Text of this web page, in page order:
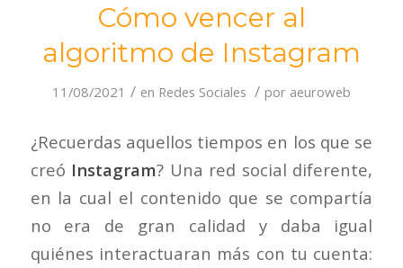
Cómo vencer al
algoritmo de Instagram
11/08/2021 / en Redes Sociales / por aeuroweb
¿Recuerdas aquellos tiempos en los que se
creó Instagram? Una red social diferente,
en la cual el contenido que se compartía
no era de gran calidad y daba igual
quiénes interactuaran más con tu cuenta: